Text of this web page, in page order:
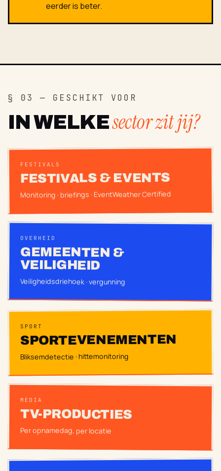
eerder is beter.
§ 03 — GESCHIKT VOOR
IN WELKEsector zit jij?
FESTIVALS
FESTIVALS & EVENTS
Monitoring · briefings · EventWeather Certified
OVERHEID
GEMEENTEN &
VEILIGHEID
Veiligheidsdriehoek · vergunning
SPORT
SPORTEVENEMENTEN
Bliksemdetectie · hittemonitoring
MEDIA
TV-PRODUCTIES
Per opnamedag, per locatie